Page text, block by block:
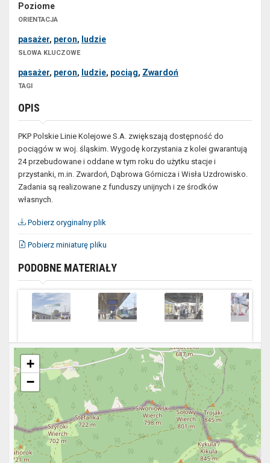
Poziome
ORIENTACJA
pasażer, peron, ludzie
SŁOWA KLUCZOWE
pasażer, peron, ludzie, pociąg, Zwardoń
TAGI
OPIS
PKP Polskie Linie Kolejowe S.A. zwiększają dostępność do
pociągów w woj. śląskim. Wygodę korzystania z kolei gwarantują
24 przebudowane i oddane w tym roku do użytku stacje i
przystanki, m.in. Zwardoń, Dąbrowa Górnicza i Wisła Uzdrowisko.
Zadania są realizowane z funduszy unijnych i ze środków
własnych.
Pobierz oryginalny plik
Pobierz miniaturę pliku
PODOBNE MATERIAŁY
+
−